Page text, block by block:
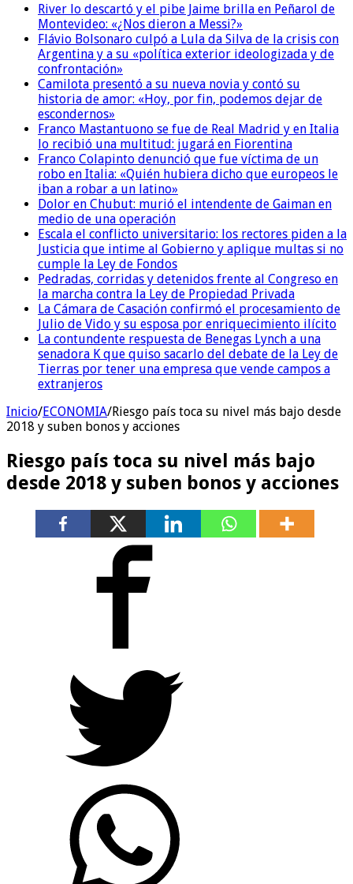
River lo descartó y el pibe Jaime brilla en Peñarol de
Montevideo: «¿Nos dieron a Messi?»
Flávio Bolsonaro culpó a Lula da Silva de la crisis con
Argentina y a su «política exterior ideologizada y de
confrontación»
Camilota presentó a su nueva novia y contó su
historia de amor: «Hoy, por fin, podemos dejar de
escondernos»
Franco Mastantuono se fue de Real Madrid y en Italia
lo recibió una multitud: jugará en Fiorentina
Franco Colapinto denunció que fue víctima de un
robo en Italia: «Quién hubiera dicho que europeos le
iban a robar a un latino»
Dolor en Chubut: murió el intendente de Gaiman en
medio de una operación
Escala el conflicto universitario: los rectores piden a la
Justicia que intime al Gobierno y aplique multas si no
cumple la Ley de Fondos
Pedradas, corridas y detenidos frente al Congreso en
la marcha contra la Ley de Propiedad Privada
La Cámara de Casación confirmó el procesamiento de
Julio de Vido y su esposa por enriquecimiento ilícito
La contundente respuesta de Benegas Lynch a una
senadora K que quiso sacarlo del debate de la Ley de
Tierras por tener una empresa que vende campos a
extranjeros
Inicio/ECONOMIA/Riesgo país toca su nivel más bajo desde
2018 y suben bonos y acciones
Riesgo país toca su nivel más bajo
desde 2018 y suben bonos y acciones